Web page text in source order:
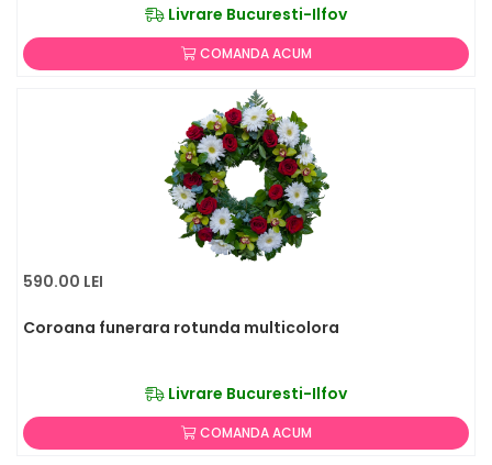
Livrare Bucuresti-Ilfov
COMANDA ACUM
590.00 LEI
Coroana funerara rotunda multicolora
Livrare Bucuresti-Ilfov
COMANDA ACUM